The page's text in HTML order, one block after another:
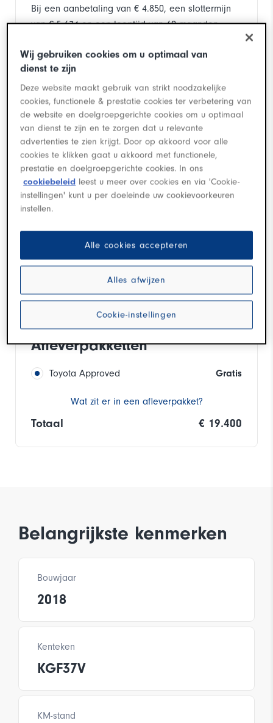
Bij een aanbetaling van € 4.850, een slottermijn
van € 5.674 en een looptijd van 60 maanden
Berekenen mijn kosten
Deze auto staat bij
Louwman Toyota Hellevoetsluis
Bel ons op 018 - 179 45 03
Neem contact met mij op
Inruilvoorstel aanvragen
Financieringsvoorstel aanvragen
Proefrit aanvragen
Afleverpakketten
Toyota Approved Gratis
Wat zit er in een afleverpakket?
Totaal € 19.400
Belangrijkste kenmerken
Bouwjaar
2018
Kenteken
KGF37V
KM-stand
Wij gebruiken cookies om u optimaal van
dienst te zijn
Deze website maakt gebruik van strikt noodzakelijke
cookies, functionele & prestatie cookies ter verbetering van
de website en doelgroepgerichte cookies om u optimaal
van dienst te zijn en te zorgen dat u relevante
advertenties te zien krijgt. Door op akkoord voor alle
cookies te klikken gaat u akkoord met functionele,
prestatie en doelgroepgerichte cookies. In ons
cookiebeleid leest u meer over cookies en via 'Cookie-
instellingen' kunt u per doeleinde uw cookievoorkeuren
instellen.
Alles afwijzen
Alle cookies accepteren
Cookie-instellingen